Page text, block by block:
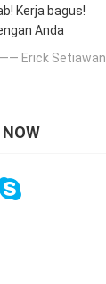
Kerja bagus!
Anda
—— Erick Setiawan